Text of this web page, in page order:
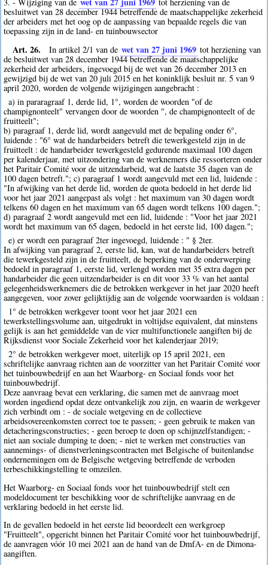
besluitwet van 28 december 1944 betreffende de maatschappelijke zekerheid
der arbeiders met het oog op de aanpassing van bepaalde regels die van
toepassing zijn in de land- en tuinbouwsector
Art. 26. In artikel 2/1 van de wet van 27 juni 1969 tot herziening van
de besluitwet van 28 december 1944 betreffende de maatschappelijke
zekerheid der arbeiders, ingevoegd bij de wet van 26 december 2013 en
gewijzigd bij de wet van 20 juli 2015 en het koninklijk besluit nr. 5 van 9
april 2020, worden de volgende wijzigingen aangebracht :
a) in pararagraaf 1, derde lid, 1°, worden de woorden "of de
champignonteelt" vervangen door de woorden ", de champignonteelt of de
fruitteelt";
b) paragraaf 1, derde lid, wordt aangevuld met de bepaling onder 6°,
luidende : "6° wat de handarbeiders betreft die tewerkgesteld zijn in de
fruitteelt : de handarbeider tewerkgesteld gedurende maximaal 100 dagen
per kalenderjaar, met uitzondering van de werknemers die ressorteren onder
het Paritair Comité voor de uitzendarbeid, wat de laatste 35 dagen van de
100 dagen betreft."; c) paragraaf 1 wordt aangevuld met een lid, luidende :
"In afwijking van het derde lid, worden de quota bedoeld in het derde lid
voor het jaar 2021 aangepast als volgt : het maximum van 30 dagen wordt
telkens 60 dagen en het maximum van 65 dagen wordt telkens 100 dagen.";
d) paragraaf 2 wordt aangevuld met een lid, luidende : "Voor het jaar 2021
wordt het maximum van 65 dagen, bedoeld in het eerste lid, 100 dagen.";
e) er wordt een paragraaf 2ter ingevoegd, luidende : " § 2ter.
In afwijking van paragraaf 2, eerste lid, kan, wat de handarbeiders betreft
die tewerkgesteld zijn in de fruitteelt, de beperking van de onderwerping
bedoeld in paragraaf 1, eerste lid, verlengd worden met 35 extra dagen per
handarbeider die geen uitzendarbeider is en dit voor 33 % van het aantal
gelegenheidswerknemers die de betrokken werkgever in het jaar 2020 heeft
aangegeven, voor zover gelijktijdig aan de volgende voorwaarden is voldaan :
1° de betrokken werkgever toont voor het jaar 2021 een
tewerkstellingsvolume aan, uitgedrukt in voltijdse equivalent, dat minstens
gelijk is aan het gemiddelde van de vier multifunctionele aangiften bij de
Rijksdienst voor Sociale Zekerheid voor het kalenderjaar 2019;
2° de betrokken werkgever moet, uiterlijk op 15 april 2021, een
schriftelijke aanvraag richten aan de voorzitter van het Paritair Comité voor
het tuinbouwbedrijf en aan het Waarborg- en Sociaal fonds voor het
tuinbouwbedrijf.
Deze aanvraag bevat een verklaring, die samen met de aanvraag moet
worden ingediend opdat deze ontvankelijk zou zijn, en waarin de werkgever
zich verbindt om : - de sociale wetgeving en de collectieve
arbeidsovereenkomsten correct toe te passen; - geen gebruik te maken van
detacheringsconstructies; - geen beroep te doen op schijnzelfstandigen; -
niet aan sociale dumping te doen; - niet te werken met constructies van
aannemings- of dienstverleningscontracten met Belgische of buitenlandse
ondernemingen om de Belgische wetgeving betreffende de verboden
terbeschikkingstelling te omzeilen.
Het Waarborg- en Sociaal fonds voor het tuinbouwbedrijf stelt een
modeldocument ter beschikking voor de schriftelijke aanvraag en de
verklaring bedoeld in het eerste lid.
In de gevallen bedoeld in het eerste lid beoordeelt een werkgroep
"Fruitteelt", opgericht binnen het Paritair Comité voor het tuinbouwbedrijf,
de aanvragen vóór 10 mei 2021 aan de hand van de DmfA- en de Dimona-
aangiften.